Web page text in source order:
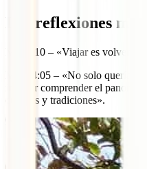
Las reflexiones más
Min 6:10 – «Viajar es volver a
Min 14:05 – «No solo
intentar comprender el
culturas y tradiciones».